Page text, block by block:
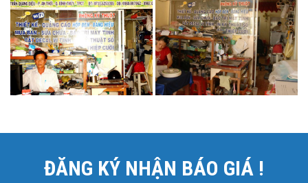
ĐĂNG KÝ NHẬN BÁO GIÁ !